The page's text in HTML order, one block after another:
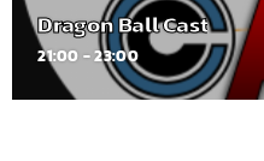
Dragon Ball Cast
21:00 - 23:00